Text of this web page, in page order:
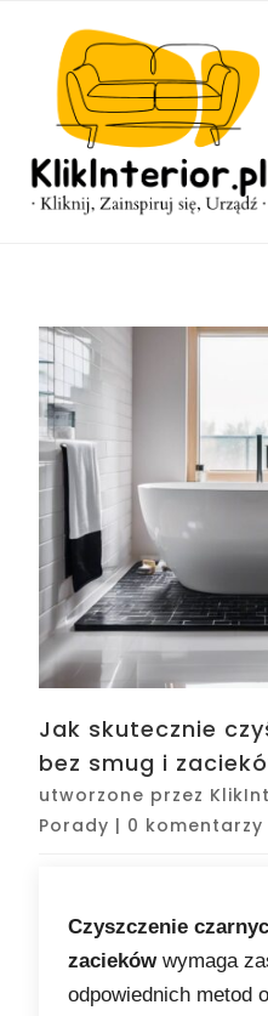
Jak skutecznie
bez smug i
utworzone przez
Porady | 0 komentarzy
Czyszczenie
zaciekówwymaga
odpowiednich metod